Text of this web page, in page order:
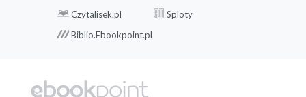
Czytalisek.pl
Sploty
Biblio.Ebookpoint.pl